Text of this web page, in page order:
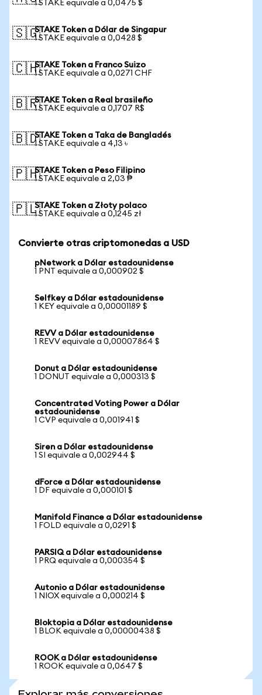
1 STAKE equivale a 0,0475 $
🇸🇬STAKE Token a Dólar de Singapur
1 STAKE equivale a 0,0428 $
🇨🇭STAKE Token a Franco Suizo
1 STAKE equivale a 0,0271 CHF
🇧🇷STAKE Token a Real brasileño
1 STAKE equivale a 0,1707 R$
🇧🇩STAKE Token a Taka de Bangladés
1 STAKE equivale a 4,13 ৳
🇵🇭STAKE Token a Peso Filipino
1 STAKE equivale a 2,03 ₱
🇵🇱STAKE Token a Złoty polaco
1 STAKE equivale a 0,1245 zł
Convierte otras criptomonedas a USD
pNetwork a Dólar estadounidense
1 PNT equivale a 0,000902 $
Selfkey a Dólar estadounidense
1 KEY equivale a 0,00001189 $
REVV a Dólar estadounidense
1 REVV equivale a 0,00007864 $
Donut a Dólar estadounidense
1 DONUT equivale a 0,000313 $
Concentrated Voting Power a Dólar
estadounidense
1 CVP equivale a 0,001941 $
Siren a Dólar estadounidense
1 SI equivale a 0,002944 $
dForce a Dólar estadounidense
1 DF equivale a 0,000101 $
Manifold Finance a Dólar estadounidense
1 FOLD equivale a 0,0291 $
PARSIQ a Dólar estadounidense
1 PRQ equivale a 0,000354 $
Autonio a Dólar estadounidense
1 NIOX equivale a 0,000214 $
Bloktopia a Dólar estadounidense
1 BLOK equivale a 0,00000438 $
ROOK a Dólar estadounidense
1 ROOK equivale a 0,0647 $